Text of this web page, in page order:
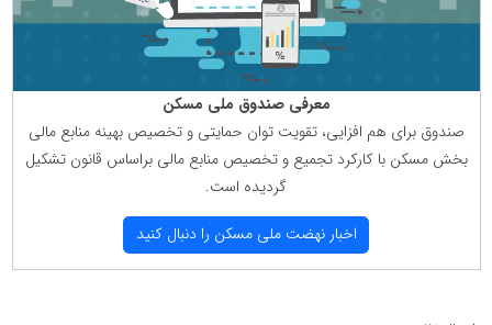
معرفی صندوق ملی مسكن
صندوق برای هم افزایی، تقویت توان حمایتی و تخصیص بهینه منابع مالی
بخش مسكن با كاركرد تجمیع و تخصیص منابع مالی براساس قانون تشكیل
گردیده است.
اخبار نهضت ملی مسكن را دنبال كنید